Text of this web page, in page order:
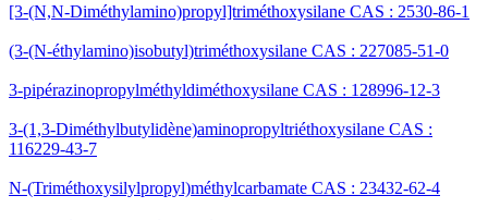
[3-(N,N-Diméthylamino)propyl]triméthoxysilane CAS : 2530-86-1
(3-(N-éthylamino)isobutyl)triméthoxysilane CAS : 227085-51-0
3-pipérazinopropylméthyldiméthoxysilane CAS : 128996-12-3
3-(1,3-Diméthylbutylidène)aminopropyltriéthoxysilane CAS :
116229-43-7
N-(Triméthoxysilylpropyl)méthylcarbamate CAS : 23432-62-4